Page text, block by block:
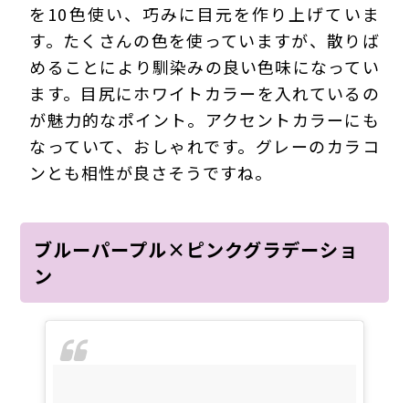
を10色使い、巧みに目元を作り上げていま
す。たくさんの色を使っていますが、散りば
めることにより馴染みの良い色味になってい
ます。目尻にホワイトカラーを入れているの
が魅力的なポイント。アクセントカラーにも
なっていて、おしゃれです。グレーのカラコ
ンとも相性が良さそうですね。
ブルーパープル×ピンクグラデーショ
ン